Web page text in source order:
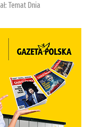
Temat Dnia